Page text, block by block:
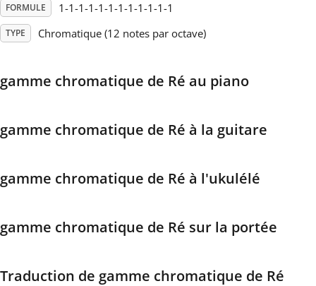
한국어
FORMULE 1-1-1-1-1-1-1-1-1-1-1-1
TYPE Chromatique (12 notes par octave)
gamme chromatique de Ré au piano
gamme chromatique de Ré à la guitare
gamme chromatique de Ré à l'ukulélé
gamme chromatique de Ré sur la portée
Traduction de gamme chromatique de Ré